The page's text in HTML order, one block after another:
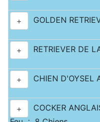
+ GOLDEN
+ RETRIEVER DE
+ CHIEN
+
COCKER